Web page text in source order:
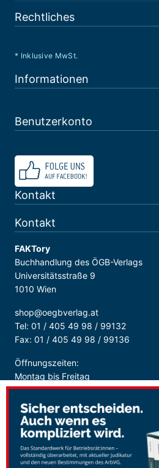
Rechtliches
* Inklusive MwSt.
Informationen
Benutzerkonto
Kontakt
Kontakt
FAKTory
Buchhandlung des ÖGB-Verlags
Universitätsstraße 9
1010 Wien
shop@oegbverlag.at
Tel: 01 / 405 49 98 / 99132
Fax: 01 / 405 49 98 / 99136
Öffnungszeiten:
Montag bis Freitag
9:00 - 18:00 Uhr
durchgehend
Sicher Bezahlen: